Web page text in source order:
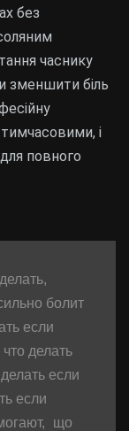
без
часнику
зменшити біль
і
повного
,
болит
если
что делать
если
если
,
що